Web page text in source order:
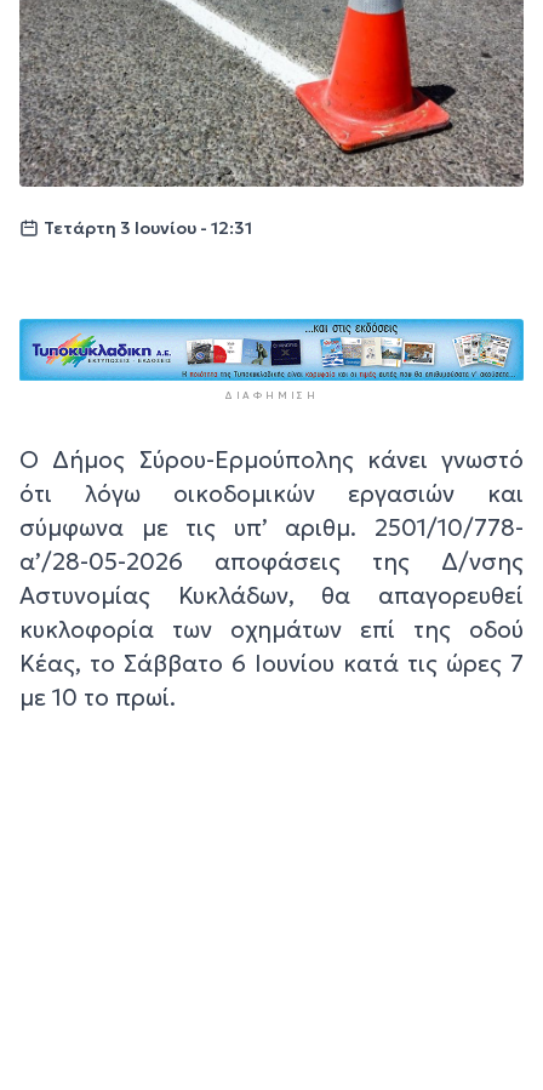
Τετάρτη 3 Ιουνίου - 12:31
ΔΙΑΦΉΜΙΣΗ
Ο Δήμος Σύρου-Ερμούπολης κάνει γνωστό
ότι λόγω οικοδομικών εργασιών και
σύμφωνα με τις υπ’ αριθμ. 2501/10/778-
α’/28-05-2026 αποφάσεις της Δ/νσης
Αστυνομίας Κυκλάδων, θα απαγορευθεί
κυκλοφορία των οχημάτων επί της οδού
Κέας, το Σάββατο 6 Ιουνίου κατά τις ώρες 7
με 10 το πρωί.